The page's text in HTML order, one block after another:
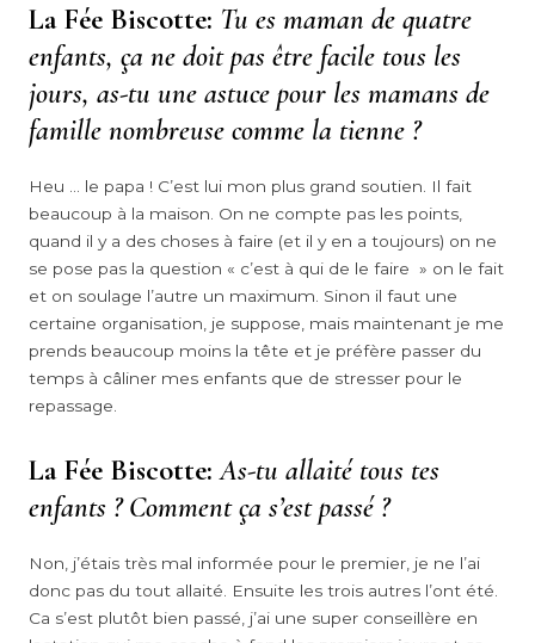
La Fée Biscotte: Tu es maman de quatre
enfants, ça ne doit pas être facile tous les
jours, as-tu une astuce pour les mamans de
famille nombreuse comme la tienne ?
Heu … le papa ! C’est lui mon plus grand soutien. Il fait
beaucoup à la maison. On ne compte pas les points,
quand il y a des choses à faire (et il y en a toujours) on ne
se pose pas la question « c’est à qui de le faire » on le fait
et on soulage l’autre un maximum. Sinon il faut une
certaine organisation, je suppose, mais maintenant je me
prends beaucoup moins la tête et je préfère passer du
temps à câliner mes enfants que de stresser pour le
repassage.
La Fée Biscotte:As-tu allaité tous tes
enfants ? Comment ça s’est passé ?
Non, j’étais très mal informée pour le premier, je ne l’ai
donc pas du tout allaité. Ensuite les trois autres l’ont été.
Ca s’est plutôt bien passé, j’ai une super conseillère en